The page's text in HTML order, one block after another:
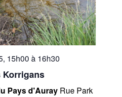
15h00 à 16h30
Korrigans
Pays d'Auray Rue Park